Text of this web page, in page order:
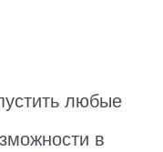
любые
в